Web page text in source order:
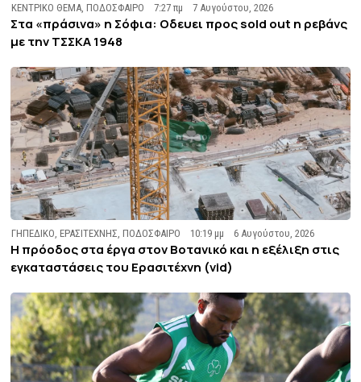
ΚΕΝΤΡΙΚΟ ΘΕΜΑ ,ΠΟΔΟΣΦΑΙΡΟ 7:27 πμ 7 Αυγούστου, 2026
Στα «πράσινα» η Σόφια: Οδευει προς sold out η ρεβάνς
με την ΤΣΣΚΑ 1948
ΓΗΠΕΔΙΚΟ ,ΕΡΑΣΙΤΕΧΝΗΣ ,ΠΟΔΟΣΦΑΙΡΟ 10:19 μμ 6 Αυγούστου, 2026
Η πρόοδος στα έργα στον Βοτανικό και η εξέλιξη στις
εγκαταστάσεις του Ερασιτέχνη (vid)